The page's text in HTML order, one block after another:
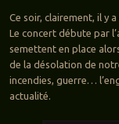
Ce soir, clairement, il y
Le concert débute par
semettent en place
de la désolation de
incendies, guerre…
actualité.